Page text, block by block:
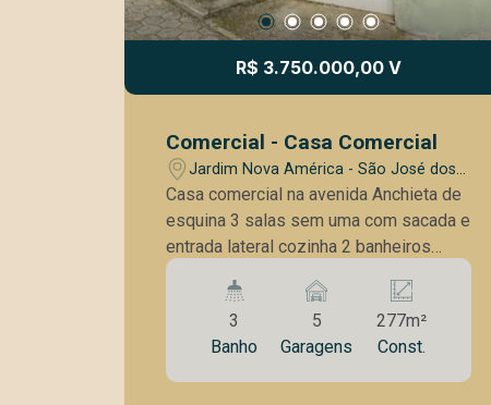
R$ 3.750.000,00 V
Comercial - Casa Comercial
Jardim Nova América - São José dos
Campos/SP
Casa comercial na avenida Anchieta de
esquina 3 salas sem uma com sacada e
entrada lateral cozinha 2 banheiros
entrada para avenida e entrada lateral
amplo espaço na parte de baixo quarto
de despejo na parte de baixo quarto
banheiro espaço gourmet com pia e
balcão em L amplo quintal gramado q
3
Banho
5
Garagens
277m²
Const.